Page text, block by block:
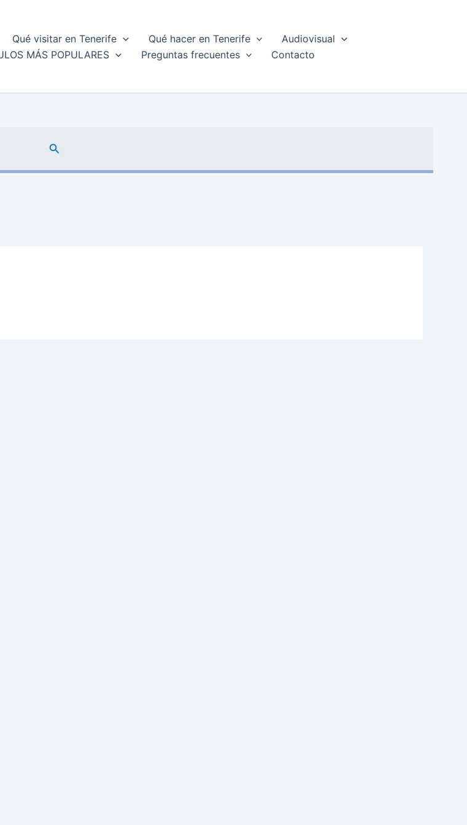
Qué visitar en Tenerife Qué hacer en Tenerife
Audiovisual
MÁS POPULARES
Preguntas frecuentes Contacto
Buscar